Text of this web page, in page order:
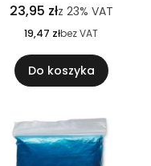
23,95 złz 23% VAT
19,47 złbez VAT
Do koszyka